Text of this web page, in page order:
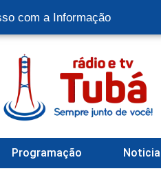
com a Informação
Programação